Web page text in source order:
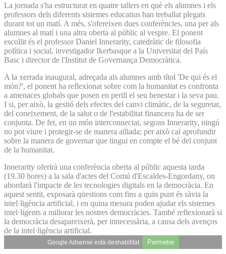
La jornada s'ha estructurat en quatre tallers en què els alumnes i els
professors dels diferents sistemes educatius han treballat plegats
durant tot un matí. A més, s'ofereixen dues conferències, una per als
alumnes al matí i una altra oberta al públic al vespre. El ponent
escollit és el professor Daniel Innerarity, catedràtic de filosofia
política i social, investigador Ikerbasque a la Universitat del País
Basc i director de l'Institut de Governança Democràtica.
A la xerrada inaugural, adreçada als alumnes amb títol 'De qui és el
món?', el ponent ha reflexionat sobre com la humanitat es confronta
a amenaces globals que posen en perill el seu benestar i la seva pau.
I si, per això, la gestió dels efectes del canvi climàtic, de la seguretat,
del coneixement, de la salut o de l'estabilitat financera ha de ser
conjunta. De fet, en un món interconnectat, segons Innerarity, ningú
no pot viure i protegir-se de manera aïllada; per això cal aprofundir
sobre la manera de governar que tingui en compte el bé del conjunt
de la humanitat.
Innerarity oferirà una conferència oberta al públic aquesta tarda
(19.30 hores) a la sala d'actes del Comú d'Escaldes-Engordany, on
abordarà l'impacte de les tecnologies digitals en la democràcia. En
aquest sentit, exposarà qüestions com fins a quin punt és sàvia la
intel·ligència artificial, i en quina mesura poden ajudar els sistemes
intel·ligents a millorar les nostres democràcies. També reflexionarà si
la democràcia desapareixerà, per innecessària, a causa dels avenços
de la intel·ligència artificial.
Google Adsense està deshabilitat. Permetre